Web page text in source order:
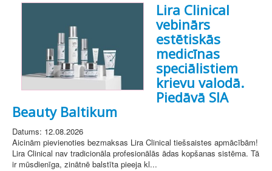
Lira Clinical
vebinārs
estētiskās
medicīnas
speciālistiem
krievu valodā.
Piedāvā SIA
Beauty Baltikum
Datums: 12.08.2026
Aicinām pievienoties bezmaksas Lira Clinical tiešsaistes apmācībām!
Lira Clinical nav tradicionāla profesionālās ādas kopšanas sistēma. Tā
ir mūsdienīga, zinātnē balstīta pieeja kl...